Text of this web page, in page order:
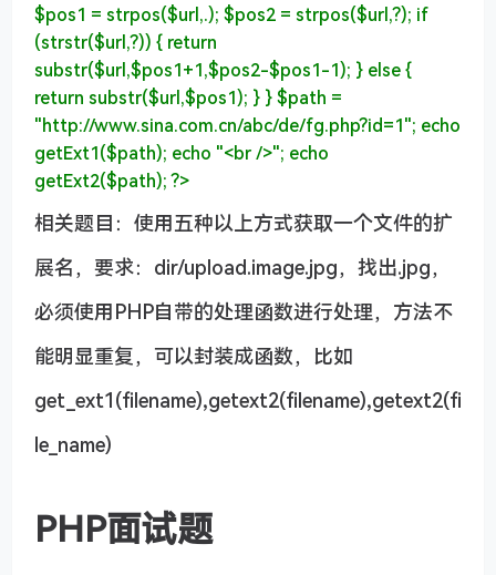
$pos1 = strpos($url,.); $pos2 = strpos($url,?); if
(strstr($url,?)) { return
substr($url,$pos1+1,$pos2-$pos1-1); } else{
return substr($url,$pos1); } } $path =
"http://www.sina.com.cn/abc/de/fg.php?id=1"; echo
getExt1($path); echo "<br />"; echo
getExt2($path);?>
相关题目：使用五种以上方式获取一个文件的扩
展名，要求：dir/upload.image.jpg，找出.jpg，
必须使用PHP自带的处理函数进行处理，方法不
能明显重复，可以封装成函数，比如
get_ext1(filename),getext2(filename),getext2(fi
le_name)
PHP面试题